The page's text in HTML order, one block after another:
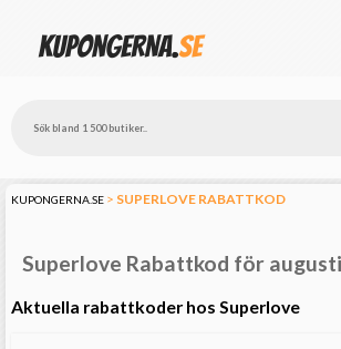
KUPONGERNA.SE > SUPERLOVE RABATTKOD
Superlove Rabattkod för
Aktuella rabattkoder hos Superlove